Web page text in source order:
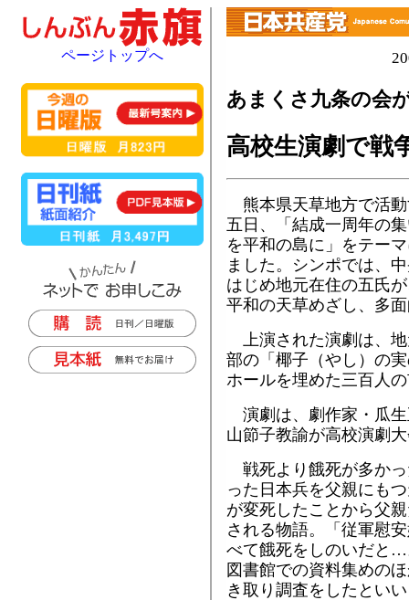
あまくさ九条の会
高校生演劇で戦
熊本県天草地方で活
五日、「結成一周年の
を平和の島に」をテー
ました。シンポでは、
はじめ地元在住の五氏
平和の天草めざし、多
上演された演劇は、
部の「椰子（やし）の
ホールを埋めた三百人
演劇は、劇作家・瓜
山節子教諭が高校演劇
戦死より餓死が多か
った日本兵を父親にも
が変死したことから父
される物語。「従軍慰
べて餓死をしのいだと
図書館での資料集めの
き取り調査をしたとい
ページトップへ